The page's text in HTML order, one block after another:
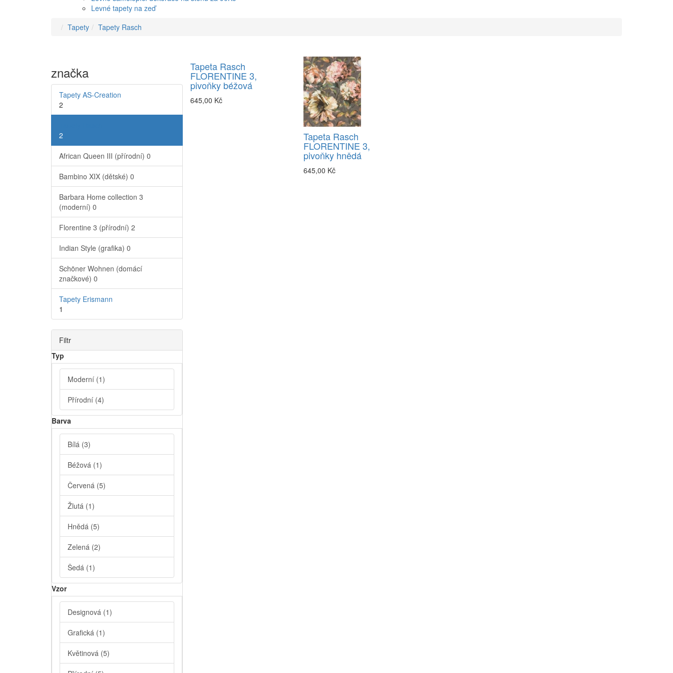
Levné tapety na zeď
Tapety
Tapety Rasch
značka
Tapety AS-Creation
2
2
African Queen III (přírodní) 0
Bambino XIX (dětské) 0
Barbara Home collection 3
(moderní) 0
Florentine 3 (přírodní) 2
Indian Style (grafika) 0
Schöner Wohnen (domácí
značkové) 0
Tapety Erismann
1
Filtr
Typ
Moderní (1)
Přírodní (4)
Barva
Bílá (3)
Béžová (1)
Červená (5)
Žlutá (1)
Hnědá (5)
Zelená (2)
Šedá (1)
Vzor
Designová (1)
Grafická (1)
Květinová (5)
Tapeta Rasch
FLORENTINE 3,
pivoňky béžová
645,00 Kč
Tapeta Rasch
FLORENTINE 3,
pivoňky hnědá
645,00 Kč